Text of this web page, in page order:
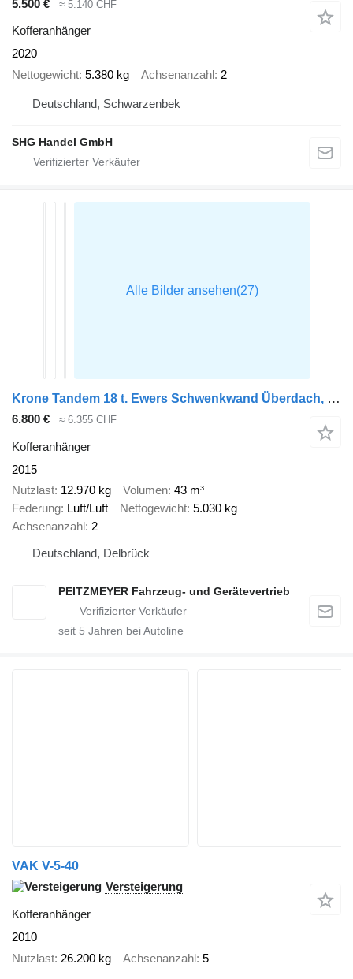
5.500 € ≈ 5.140 CHF
Kofferanhänger
2020
Nettogewicht 5.380 kg Achsenanzahl 2
Deutschland, Schwarzenbek
SHG Handel GmbH
Krone Tandem 18 t. Ewers Schwenkwand Überdach, Hecktüren tiefgekuppel
6.800 € ≈ 6.355 CHF
Kofferanhänger
2015
Nutzlast 12.970 kg Volumen 43 m³
Federung Luft/Luft Nettogewicht 5.030 kg
Achsenanzahl 2
Deutschland, Delbrück
PEITZMEYER Fahrzeug- und Gerätevertrieb
seit 5 Jahren bei Autoline
VAK V-5-40
Versteigerung
Kofferanhänger
2010
Nutzlast 26.200 kg Achsenanzahl 5